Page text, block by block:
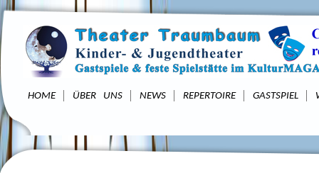
HOME ÜBER UNS NEWS REPERTOIRE GASTSPIEL